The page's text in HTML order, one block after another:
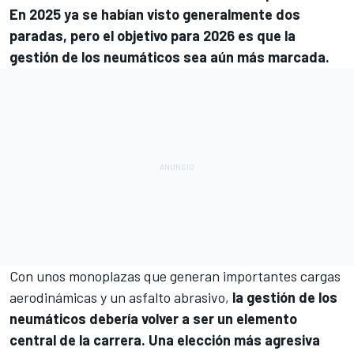
En 2025 ya se habían visto generalmente dos
paradas, pero el objetivo para 2026 es que la
gestión de los neumáticos sea aún más marcada.
Con unos monoplazas que generan importantes cargas
aerodinámicas y un asfalto abrasivo, la gestión de los
neumáticos debería volver a ser un elemento
central de la carrera. Una elección más agresiva